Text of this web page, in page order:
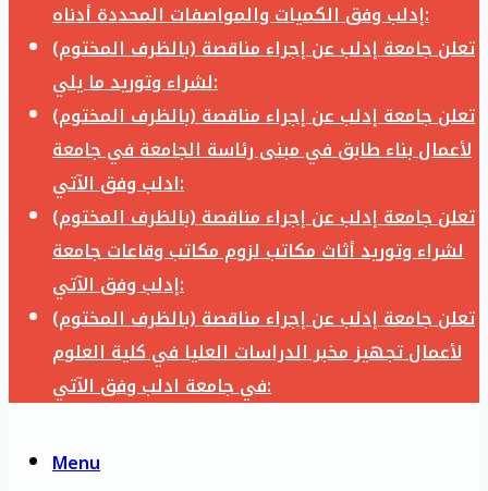
إدلب وفق الكميات والمواصفات المحددة أدناه:
تعلن جامعة إدلب عن إجراء مناقصة (بالظرف المختوم)
لشراء وتوريد ما يلي:
تعلن جامعة إدلب عن إجراء مناقصة (بالظرف المختوم)
لأعمال بناء طابق في مبنى رئاسة الجامعة في جامعة
ادلب وفق الآتي:
تعلن جامعة إدلب عن إجراء مناقصة (بالظرف المختوم)
لشراء وتوريد أثاث مكاتب لزوم مكاتب وقاعات جامعة
إدلب وفق الآتي:
تعلن جامعة إدلب عن إجراء مناقصة (بالظرف المختوم)
لأعمال تجهيز مخبر الدراسات العليا في كلية العلوم
في جامعة ادلب وفق الآتي:
Menu